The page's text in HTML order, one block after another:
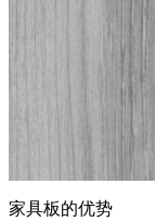
家具板的优势